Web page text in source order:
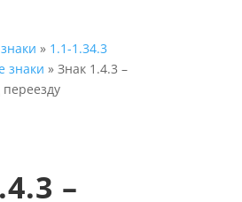
» 1.1-1.34.3
знаки » Знак 1.4.3 –
–